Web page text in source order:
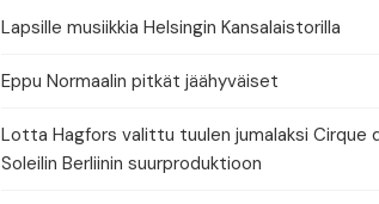
Lapsille musiikkia Helsingin Kansalaistorilla
Eppu Normaalin pitkät jäähyväiset
Lotta Hagfors valittu tuulen jumalaksi Cirque
Soleilin Berliinin suurproduktioon